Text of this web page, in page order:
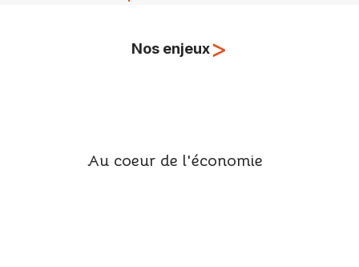
Nos enjeux>
Au coeur de l'économie